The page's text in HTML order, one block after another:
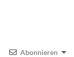
Abonnieren